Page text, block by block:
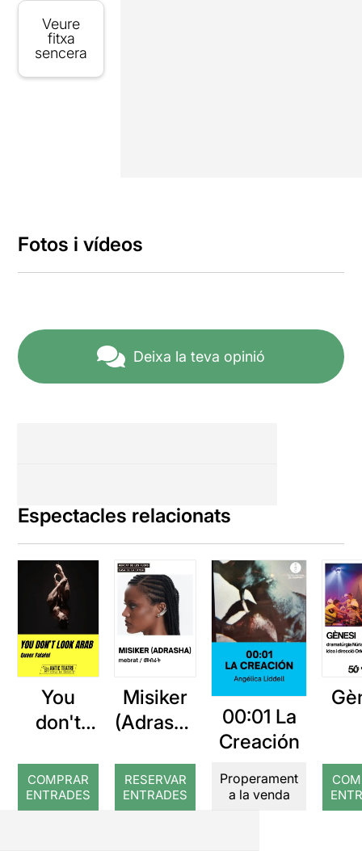
Veure
fitxa
sencera
Fotos i vídeos
Deixa la teva opinió
Espectacles relacionats
You
don't
arab
COMPRAR
ENTRADES
Misiker
(Adrasha
/ መብራት
RESERVAR
ENTRADES
00:01 La
Creación
Properament
a la venda